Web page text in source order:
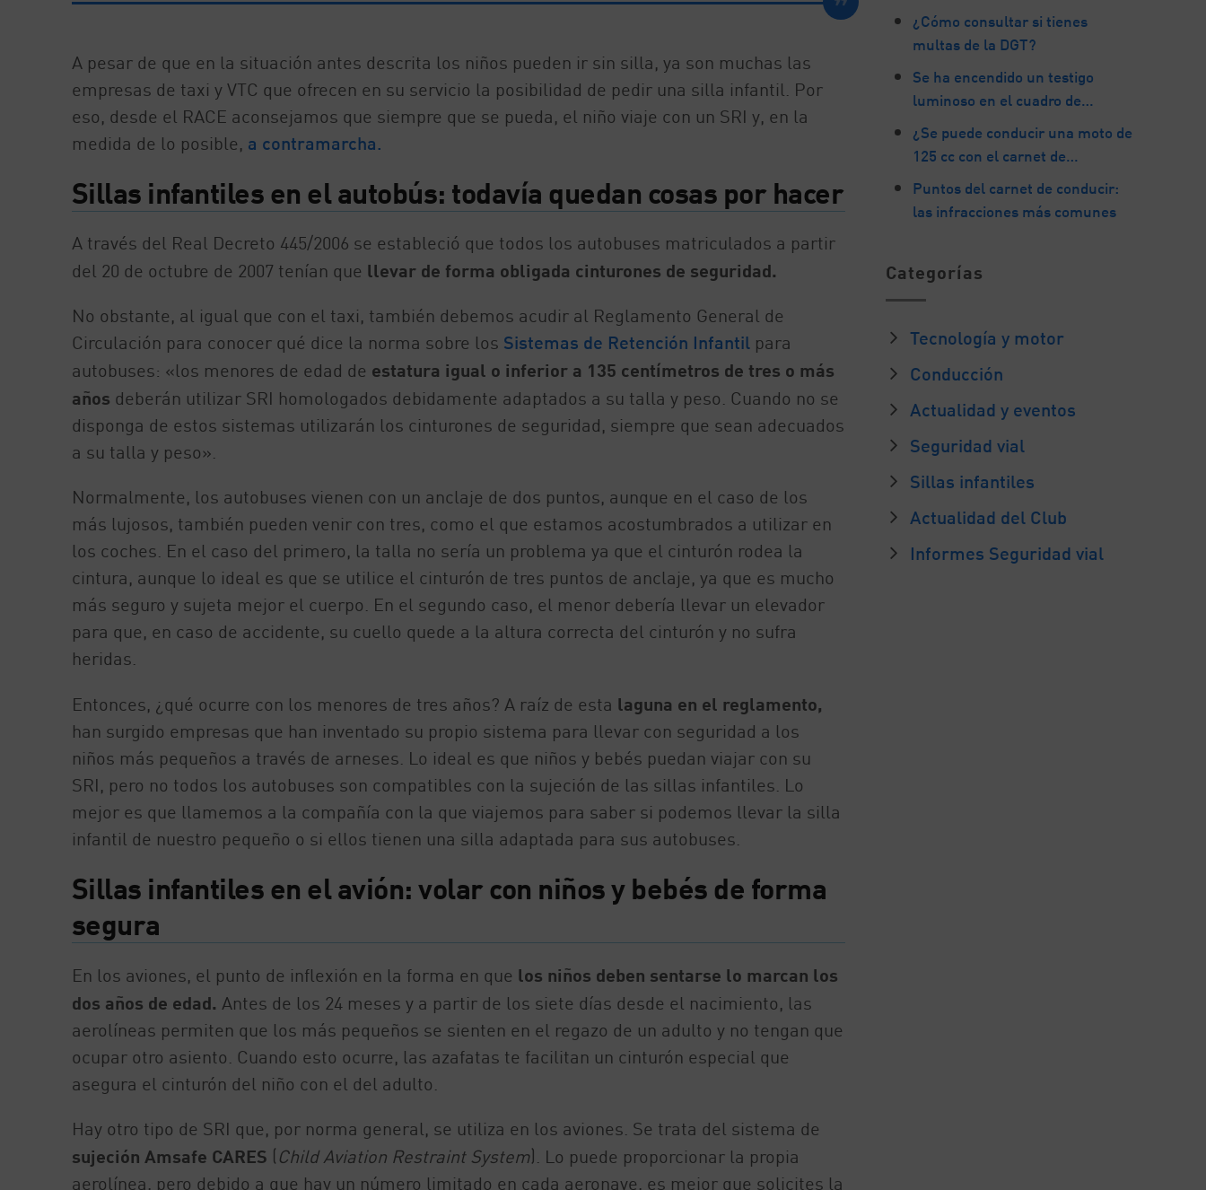
A pesar de que en la situación antes descrita los niños pueden ir sin silla, ya son muchas las
empresas de taxi y VTC que ofrecen en su servicio la posibilidad de pedir una silla infantil. Por
eso, desde el RACE aconsejamos que siempre que se pueda, el niño viaje con un SRI y, en la
medida de lo posible, a contramarcha.
Sillas infantiles en el autobús: todavía quedan cosas por hacer
A través del Real Decreto 445/2006 se estableció que todos los autobuses matriculados a partir
del 20 de octubre de 2007 tenían que llevar de forma obligada cinturones de seguridad.
No obstante, al igual que con el taxi, también debemos acudir al Reglamento General de
Circulación para conocer qué dice la norma sobre los Sistemas de Retención Infantilpara
autobuses: «los menores de edad de estatura igual o inferior a 135 centímetros de tres o más
años deberán utilizar SRI homologados debidamente adaptados a su talla y peso. Cuando no se
disponga de estos sistemas utilizarán los cinturones de seguridad, siempre que sean adecuados
a su talla y peso».
Normalmente, los autobuses vienen con un anclaje de dos puntos, aunque en el caso de los
más lujosos, también pueden venir con tres, como el que estamos acostumbrados a utilizar en
los coches. En el caso del primero, la talla no sería un problema ya que el cinturón rodea la
cintura, aunque lo ideal es que se utilice el cinturón de tres puntos de anclaje, ya que es mucho
más seguro y sujeta mejor el cuerpo. En el segundo caso, el menor debería llevar un elevador
para que, en caso de accidente, su cuello quede a la altura correcta del cinturón y no sufra
heridas.
Entonces, ¿qué ocurre con los menores de tres años? A raíz de esta laguna en el reglamento,
han surgido empresas que han inventado su propio sistema para llevar con seguridad a los
niños más pequeños a través de arneses. Lo ideal es que niños y bebés puedan viajar con su
SRI, pero no todos los autobuses son compatibles con la sujeción de las sillas infantiles. Lo
mejor es que llamemos a la compañía con la que viajemos para saber si podemos llevar la silla
infantil de nuestro pequeño o si ellos tienen una silla adaptada para sus autobuses.
Sillas infantiles en el avión: volar con niños y bebés de forma
segura
En los aviones, el punto de inflexión en la forma en que los niños deben sentarse lo marcan los
dos años de edad. Antes de los 24 meses y a partir de los siete días desde el nacimiento, las
aerolíneas permiten que los más pequeños se sienten en el regazo de un adulto y no tengan que
ocupar otro asiento. Cuando esto ocurre, las azafatas te facilitan un cinturón especial que
asegura el cinturón del niño con el del adulto.
Hay otro tipo de SRI que, por norma general, se utiliza en los aviones. Se trata del sistema de
sujeción Amsafe CARES ( Child Aviation Restraint System). Lo puede proporcionar la propia
aerolínea, pero debido a que hay un número limitado en cada aeronave, es mejor que solicites la
¿Cómo consultar si tienes
multas de la DGT?
Se ha encendido un testigo
luminoso en el cuadro de…
¿Se puede conducir una moto de
125 cc con el carnet de…
Puntos del carnet de conducir:
las infracciones más comunes
Categorías
Tecnología y motor
Conducción
Actualidad y eventos
Seguridad vial
Sillas infantiles
Actualidad del Club
Informes Seguridad vial